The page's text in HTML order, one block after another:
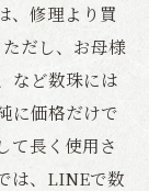
、修理より買
だし、お母様
など数珠には
に価格だけで
て長く使用さ
は、LINEで数